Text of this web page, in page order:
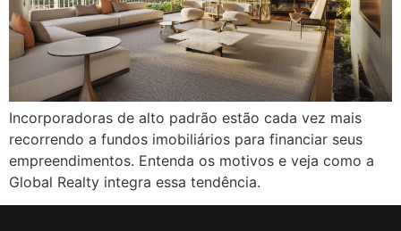
Incorporadoras de alto padrão estão cada vez mais
recorrendo a fundos imobiliários para financiar seus
empreendimentos. Entenda os motivos e veja como a
Global Realty integra essa tendência.